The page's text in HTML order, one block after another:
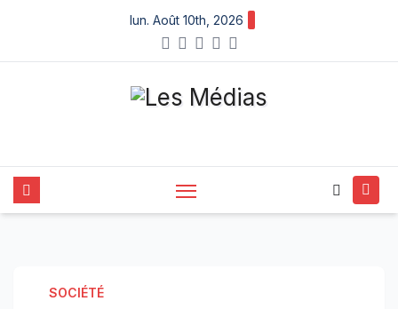
content
lun. Août 10th, 2026
SOCIÉTÉ